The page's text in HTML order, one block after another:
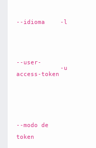
--idioma -l
--user-
access-token
-u
--modo de
token